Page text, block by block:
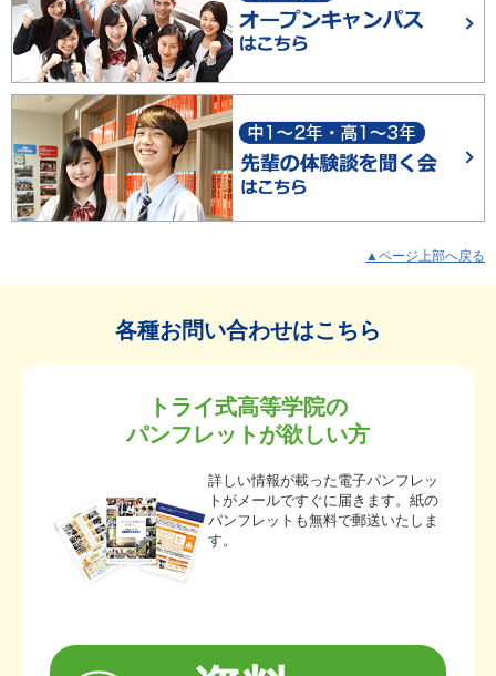
▲ページ上部へ戻る
各種お問い合わせはこちら
トライ式高等学院の
パンフレットが欲しい方
詳しい情報が載った電子パンフレッ
トがメールですぐに届きます。紙の
パンフレットも無料で郵送いたしま
す。